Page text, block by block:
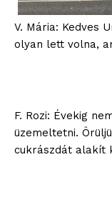
V. Mária: Kedves
olyan lett volna,
F. Rozi: Évekig
üzemeltetni.
cukrászdát alakít